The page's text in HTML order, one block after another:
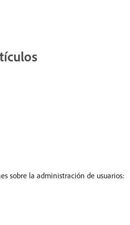
sobre la administración de usuarios: